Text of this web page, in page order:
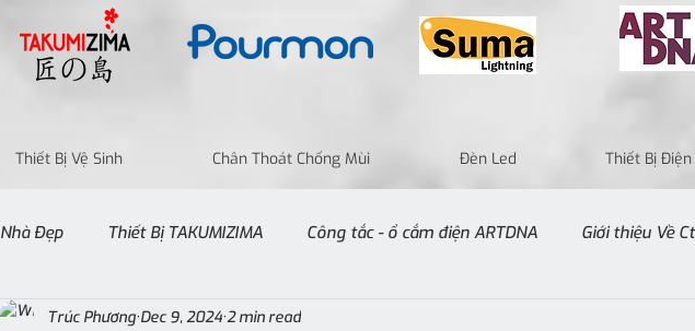
Thiết Bị Vệ Sinh Chân Thoát Chống Mùi Đèn Led Thiết Bị Điện
Nhà Đẹp Thiết Bị TAKUMIZIMA Công tắc - ổ cắm điện ARTDNA Giới thiệu Về
Trúc Phương Dec 9, 2024 2 min read